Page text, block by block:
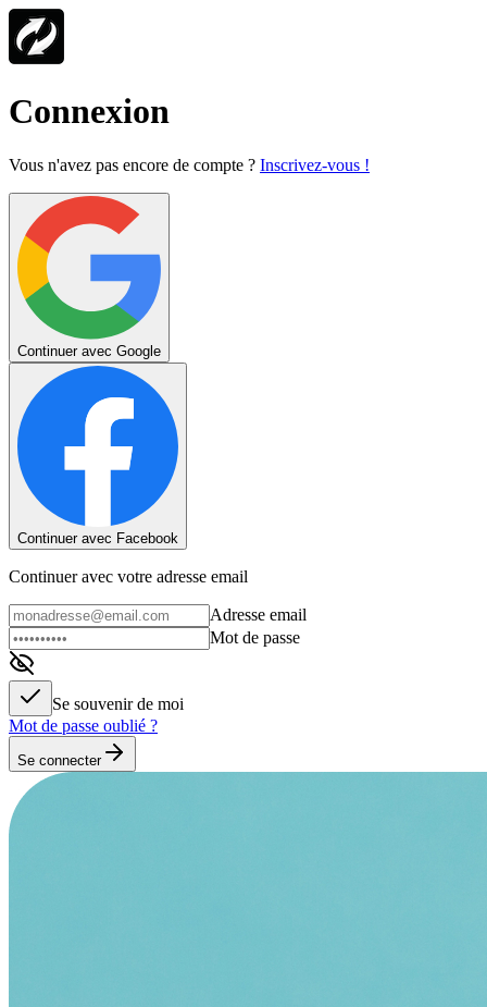
Connexion
Vous n'avez pas encore de compte ? Inscrivez-vous !
Continuer avec Google
Continuer avec Facebook
Continuer avec votre adresse email
Adresse email
Mot de passe
Se souvenir de moi
Mot de passe oublié ?
Se connecter